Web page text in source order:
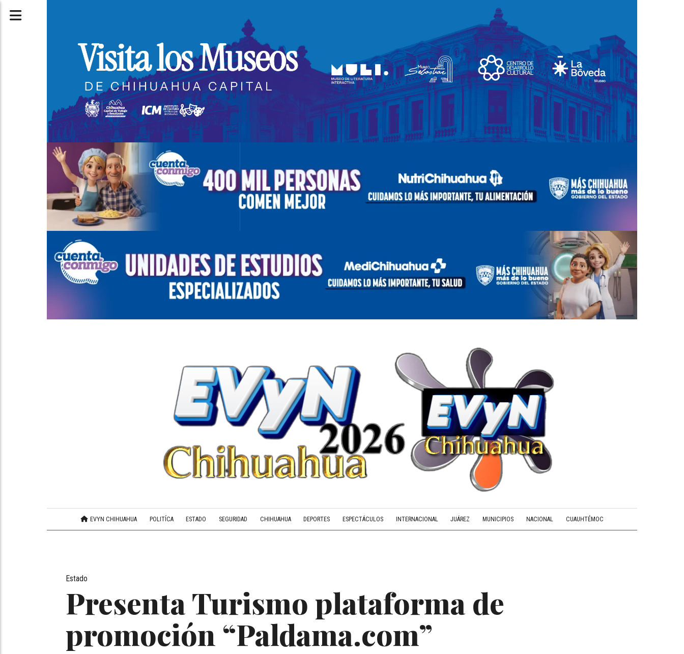
EVYN CHIHUAHUA POLITÍCA ESTADO SEGURIDAD CHIHUAHUA DEPORTES ESPECTÁCULOS INTERNACIONAL JUÁREZ MUNICIPIOS NACIONAL CUAUHTÉMOC
Presenta Turismo plataforma de
promoción “Paldama.com”
Estado